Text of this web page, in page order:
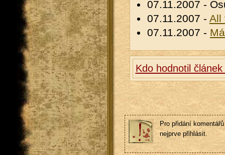
07.11.2007 -
07.11.2007 - All
07.11.2007 -
Kdo hodnotil
Pro přidání
nejprve přihlásit.